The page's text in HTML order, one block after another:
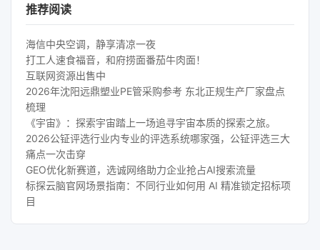
推荐阅读
海信中央空调，静享清凉一夜
打工人速食福音，和府捞面番茄牛肉面！
互联网资源出售中
2026年沈阳远鼎塑业PE管采购参考 东北正规生产厂家盘点
梳理
《宇宙》：探索宇宙踏上一场追寻宇宙本质的探索之旅。
2026公钲评选行业内专业的评选系统哪家强，公钲评选三大
痛点一次击穿
GEO优化新赛道，选诚网络助力企业抢占AI搜索流量
标探云脑官网场景指南：不同行业如何用 AI 精准锁定招标项
目